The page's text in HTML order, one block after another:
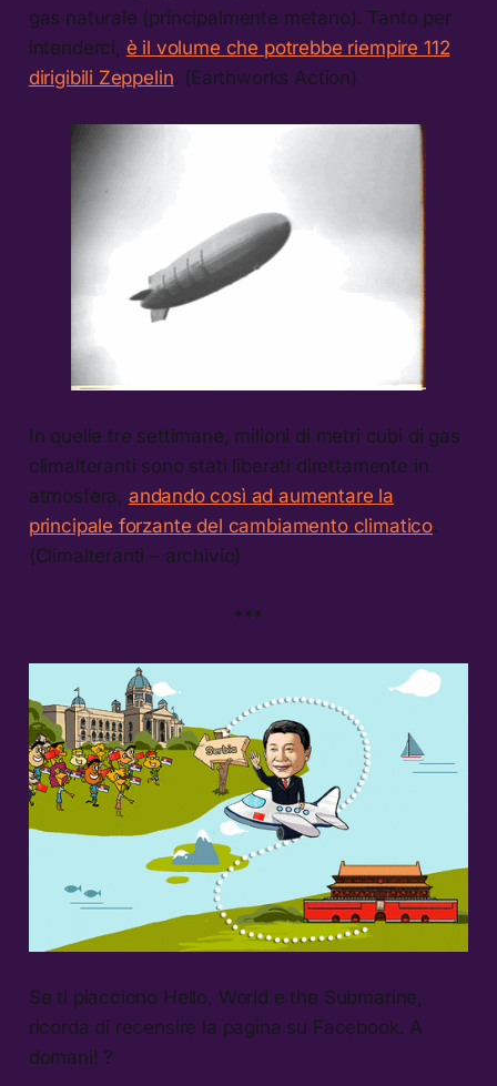
gas naturale (principalmente metano). Tanto per
intenderci, è il volume che potrebbe riempire 112
dirigibili Zeppelin. (Earthworks Action)
In quelle tre settimane, milioni di metri cubi di gas
climalteranti sono stati liberati direttamente in
atmosfera, andando così ad aumentare la
principale forzante del cambiamento climatico.
(Climalteranti – archivio)
***
Se ti piacciono Hello, World e the Submarine,
ricorda di recensire la pagina su Facebook. A
domani! ?